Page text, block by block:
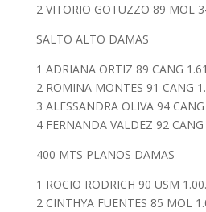
2 VITORIO GOTUZZO 89 MOL
SALTO ALTO DAMAS
1 ADRIANA ORTIZ 89 CANG 1.61
2 ROMINA MONTES 91 CANG
3 ALESSANDRA OLIVA 94
4 FERNANDA VALDEZ 92
400 MTS PLANOS DAMAS
1 ROCIO RODRICH 90 USM
2 CINTHYA FUENTES 85 MOL